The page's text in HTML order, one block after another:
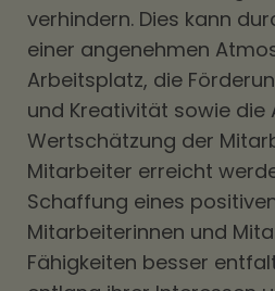
verhindern. Dies kann
einer angenehmen
Arbeitsplatz, die
und Kreativität sowie die
Wertschätzung der
Mitarbeiter erreicht
Schaffung eines
Mitarbeiterinnen und
Fähigkeiten besser